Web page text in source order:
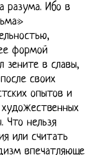
разума. Ибо в
формой
зените в славы,
своих
опытов и
Что нельзя
или считать
впечатляюще